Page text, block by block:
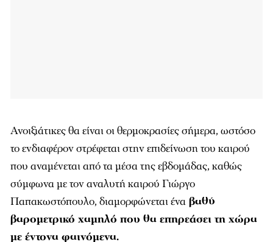
Ανοιξιάτικες θα είναι οι θερμοκρασίες σήμερα, ωστόσο
το ενδιαφέρον στρέφεται στην επιδείνωση του καιρού
που αναμένεται από τα μέσα της εβδομάδας, καθώς
σύμφωνα με τον αναλυτή καιρού Γιώργο
Παπακωστόπουλο, διαμορφώνεται ένα βαθύ
βαρομετρικό χαμηλό που θα επηρεάσει τη χώρα
με έντονα φαινόμενα.